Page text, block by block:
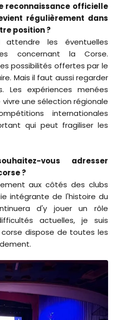
reconnaissance officielle
régulièrement dans
position ?
les éventuelles
concernant la Corse.
possibilités offertes par le
Mais il faut aussi regarder
Les expériences menées
une sélection régionale
internationales
qui peut fragiliser les
vous adresser
?
aux côtés des clubs
intégrante de l'histoire du
d'y jouer un rôle
actuelles, je suis
dispose de toutes les